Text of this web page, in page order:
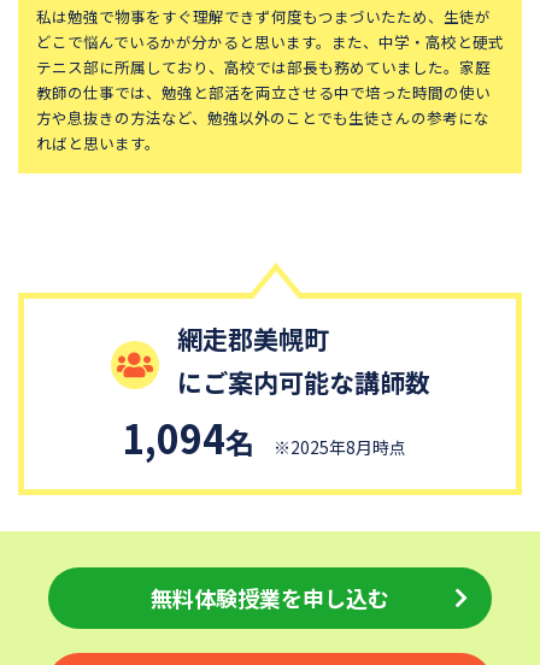
大宮開成中学校
法政大学第二中学校
品川女子学院中等部
東京都立桜修館中等教育学校
大妻中学校
滝中学校
土佐中学校
國學院大學久我山中学校
江戸川学園取手中学校
山脇学園中学校
大阪桐蔭中学校
東京都市大学等々力中学校
国府台女子学院中学部
平塚中等教育学校
獨協中学校
淑徳中学校
青稜中学校
昭和女子大学附属昭和中学校
細田学園中学校
帝京大学中学校
同志社香里中学校
埼玉栄中学校
城北埼玉中学校
日本大学中学校
目黒日本大学中学校
関東学院中学校
帝塚山学院中学校
私は勉強で物事をすぐ理解できず何度もつまづいたため、生徒が
どこで悩んでいるかが分かると思います。また、中学・高校と硬式
テニス部に所属しており、高校では部長も務めていました。家庭
教師の仕事では、勉強と部活を両立させる中で培った時間の使い
方や息抜きの方法など、勉強以外のことでも生徒さんの参考にな
ればと思います。
網走郡美幌町
にご案内可能な講師数
1,094名 ※2025年8月時点
無料体験授業を申し込む